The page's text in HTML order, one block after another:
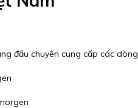
đầu chuyên cung cấp các dòng